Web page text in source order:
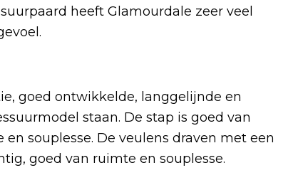
heeft Glamourdale zeer veel
goed ontwikkelde, langgelijnde en
staan. De stap is goed van
souplesse. De veulens draven met een
goed van ruimte en souplesse.